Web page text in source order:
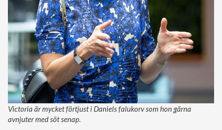
Victoria är mycket förtjust i Daniels falukorv som hon gärna
avnjuter med söt senap.